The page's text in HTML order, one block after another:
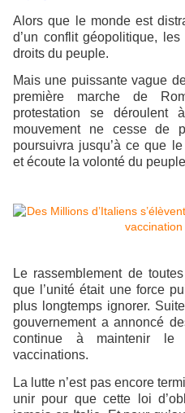
Alors que le monde est
d’un conflit géopolitique,
droits du peuple.
Mais une puissante vague
première marche de
protestation se
mouvement ne cesse de
poursuivra jusqu’à ce que
et écoute la volonté du
Le rassemblement de
que l’unité était une force
plus longtemps ignorer.
gouvernement a annoncé
continue à maintenir le
vaccinations.
La lutte n’est pas encore
unir pour que cette loi